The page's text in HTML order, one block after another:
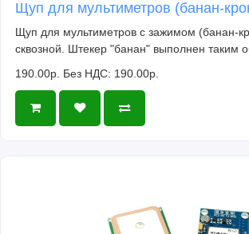
Щуп для мультиметров (банан-
Щуп для мультиметров с зажимом (банан-
сквозной. Штекер "банан" выполнен таким
190.00р. Без НДС: 190.00р.